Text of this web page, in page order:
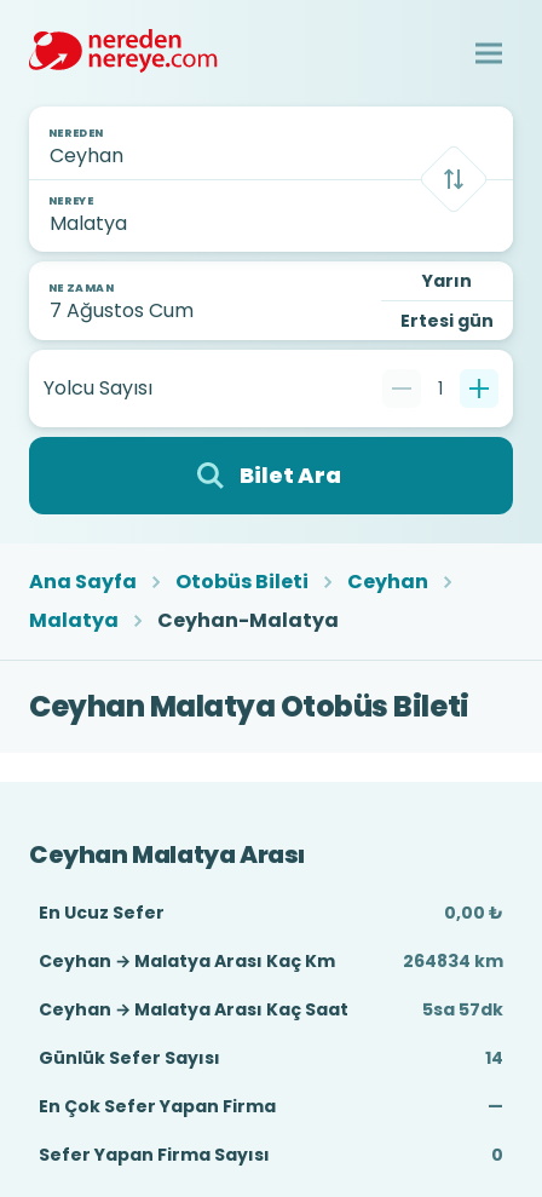
NEREDEN
NEREYE
NE ZAMAN
Yarın
Ertesi gün
Yolcu Sayısı 1
Bilet Ara
Ana Sayfa Otobüs Bileti
Ceyhan
Malatya
Ceyhan-Malatya
Ceyhan Malatya Otobüs Bileti
Ceyhan Malatya Arası
En Ucuz Sefer
0,00 ₺
Ceyhan → Malatya Arası Kaç Km
264834 km
Ceyhan → Malatya Arası Kaç Saat
5sa 57dk
Günlük Sefer Sayısı
14
En Çok Sefer Yapan Firma
—
Sefer Yapan Firma Sayısı
0